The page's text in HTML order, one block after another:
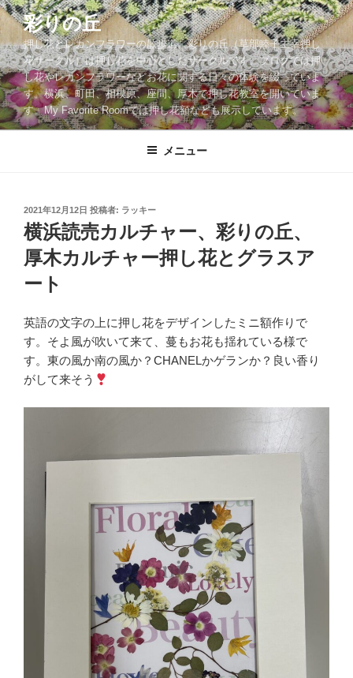
コ
ン
テ
ン
ツ
へ
ス
彩りの丘
押し花とレカンフラワーの散歩道。彩りの丘（草部睦子主宰押し
花サークル）は押し花を中心としたサークルです。ブログでは押
し花やレカンフラワーなどお花に関する日々の体験を綴っていま
す。横浜、町田、相模原、座間、厚木で押し花教室を開いていま
す。My Favorite Roomでは押し花額なども展示しています。
メニュー
投
稿
日:
2021年12月12日 投稿者: ラッキー
横浜読売カルチャー、彩りの丘、
厚木カルチャー押し花とグラスア
ート
英語の文字の上に押し花をデザインしたミニ額作りで
す。そよ風が吹いて来て、蔓もお花も揺れている様で
す。東の風か南の風か？CHANELかゲランか？良い香り
がして来そう